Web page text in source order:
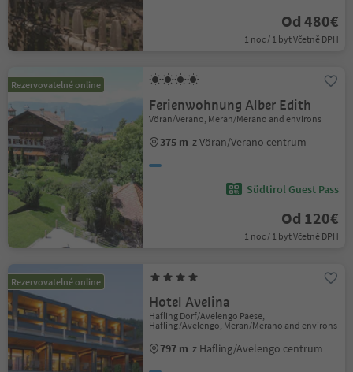
Od 480€
1 noc / 1 byt Včetně DPH
Rezervovatelné online
Ferienwohnung Alber Edith
Vöran/Verano, Meran/Merano and environs
375 m z Vöran/Verano centrum
Südtirol Guest Pass
Od 120€
1 noc / 1 byt Včetně DPH
Rezervovatelné online
Hotel Avelina
Hafling Dorf/Avelengo Paese,
Hafling/Avelengo, Meran/Merano and environs
797 m z Hafling/Avelengo centrum